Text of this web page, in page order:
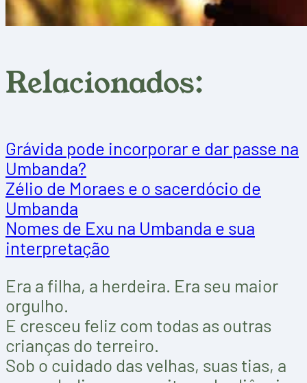
Relacionados:
Grávida pode incorporar e dar passe na
Umbanda?
Zélio de Moraes e o sacerdócio de
Umbanda
Nomes de Exu na Umbanda e sua
interpretação
Era a filha, a herdeira. Era seu maior
orgulho.
E cresceu feliz com todas as outras
crianças do terreiro.
Sob o cuidado das velhas, suas tias, a